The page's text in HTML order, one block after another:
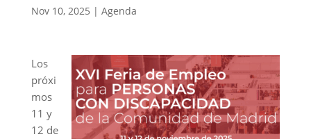
Nov 10, 2025 | Agenda
Los
próxi
mos
11 y
12 de